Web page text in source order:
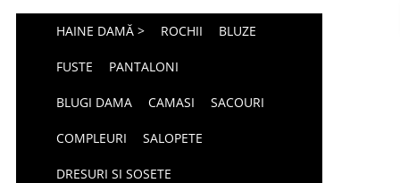
HAINE DAMĂ > ROCHII BLUZE
FUSTE PANTALONI
BLUGI DAMA CAMASI SACOURI
COMPLEURI SALOPETE
DRESURI SI SOSETE